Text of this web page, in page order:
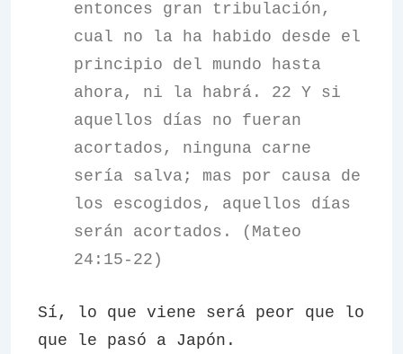
entonces gran tribulación,
cual no la ha habido desde el
principio del mundo hasta
ahora, ni la habrá. 22 Y si
aquellos días no fueran
acortados, ninguna carne
sería salva; mas por causa de
los escogidos, aquellos días
serán acortados. (Mateo
24:15-22)
Sí, lo que viene será peor que lo
que le pasó a Japón.